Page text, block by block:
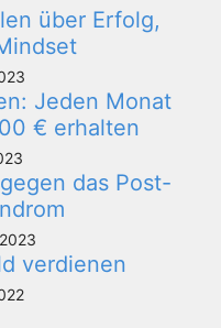
über Erfolg,
Jeden Monat
€ erhalten
das Post-
verdienen